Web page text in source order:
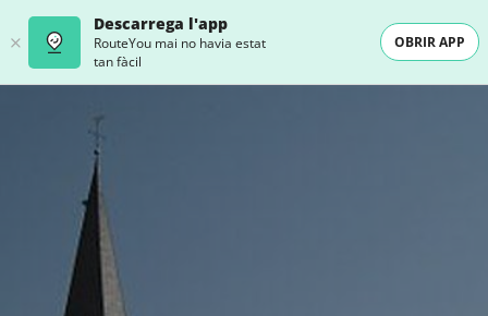
Descarrega l'app
RouteYou mai no havia estat
tan fàcil
OBRIR APP